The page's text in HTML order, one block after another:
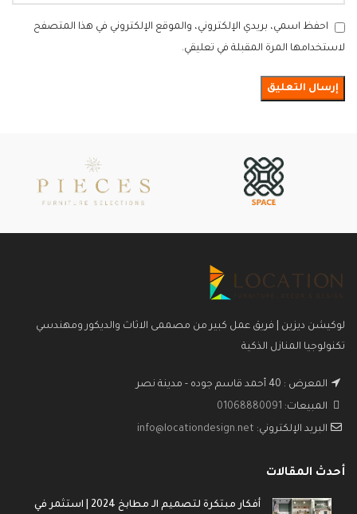
احفظ اسمي، بريدي الإلكتروني، والموقع الإلكتروني في هذا المتصفح
لاستخدامها المرة المقبلة في تعليقي.
لوكيشن ديزين | فريق عمل كبير من مصممى الاثاث والديكور ومهندسي
تكنولوجيا المنازل الذكية
المعرض : 40 أحمد قاسم جوده - مدينة نصر
المبيعات: 01068880091
البريد الإلكتروني: info@locationdesign.net
أحدث المقالات
أفكار مبتكرة لتصميم الـ مطابخ 2024 | استثمر في